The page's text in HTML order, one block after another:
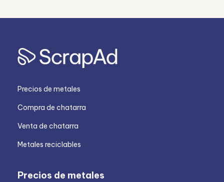
Precios de metales
Compra de chatarra
Venta de chatarra
Metales reciclables
Precios de metales